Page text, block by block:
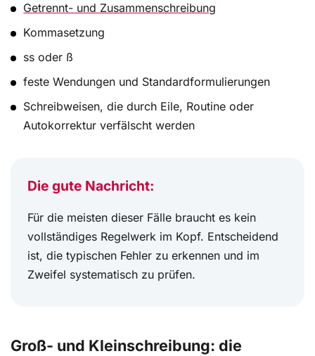
Getrennt- und Zusammenschreibung
Kommasetzung
ss oder ß
feste Wendungen und Standardformulierungen
Schreibweisen, die durch Eile, Routine oder
Autokorrektur verfälscht werden
Die gute Nachricht:
Für die meisten dieser Fälle braucht es kein
vollständiges Regelwerk im Kopf. Entscheidend
ist, die typischen Fehler zu erkennen und im
Zweifel systematisch zu prüfen.
Groß- und Kleinschreibung: die